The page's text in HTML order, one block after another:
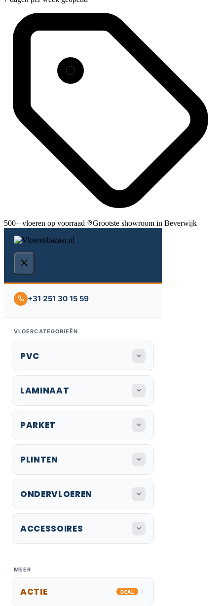
500+ vloeren op voorraad Grootste showroom in Beverwijk
+31 251 30 15 59
VLOERCATEGORIEËN
PVC
LAMINAAT
PARKET
PLINTEN
ONDERVLOEREN
ACCESSOIRES
MEER
ACTIE DEAL